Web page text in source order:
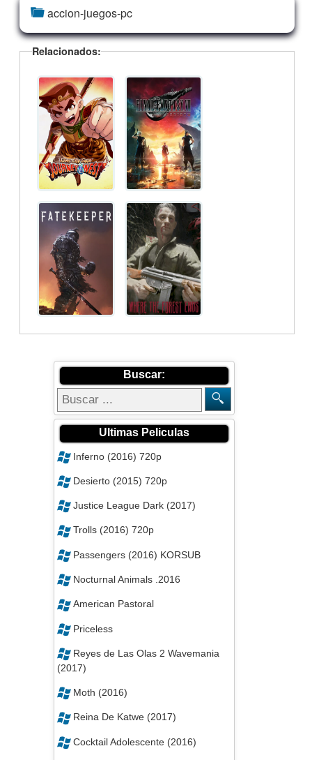
accion-juegos-pc
Relacionados:
Buscar:
Ultimas Peliculas
Inferno (2016) 720p
Desierto (2015) 720p
Justice League Dark (2017)
Trolls (2016) 720p
Passengers (2016) KORSUB
Nocturnal Animals .2016
American Pastoral
Priceless
Reyes de Las Olas 2 Wavemania
(2017)
Moth (2016)
Reina De Katwe (2017)
Cocktail Adolescente (2016)